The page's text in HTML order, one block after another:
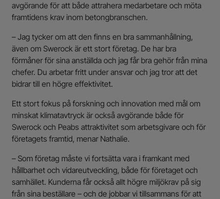
avgörande för att både attrahera medarbetare och möta
framtidens krav inom betongbranschen.
– Jag tycker om att den finns en bra sammanhållning,
även om Swerock är ett stort företag. De har bra
förmåner för sina anställda och jag får bra gehör från mina
chefer. Du arbetar fritt under ansvar och jag tror att det
bidrar till en högre effektivitet.
Ett stort fokus på forskning och innovation med mål om
minskat klimatavtryck är också avgörande både för
Swerock och Peabs attraktivitet som arbetsgivare och för
företagets framtid, menar Nathalie.
– Som företag måste vi fortsätta vara i framkant med
hållbarhet och vidareutveckling, både för företaget och
samhället. Kunderna får också allt högre miljökrav på sig
från sina beställare – och de jobbar vi tillsammans för att